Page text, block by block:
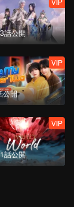
話公開
公開
VIP
話公開
VIP